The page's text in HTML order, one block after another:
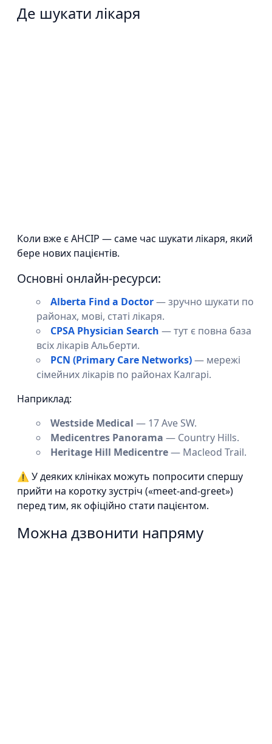
Де шукати лікаря
Коли вже є AHCIP — саме час шукати лікаря, який
бере нових пацієнтів.
Основні онлайн-ресурси:
Alberta Find a Doctor— зручно шукати по
районах, мові, статі лікаря.
CPSA Physician Search — тут є повна база
всіх лікарів Альберти.
PCN (Primary Care Networks)— мережі
сімейних лікарів по районах Калгарі.
Наприклад:
Westside Medical — 17 Ave SW.
Medicentres Panorama — Country Hills.
Heritage Hill Medicentre— Macleod Trail.
⚠ У деяких клініках можуть попросити спершу
прийти на коротку зустріч («meet-and-greet»)
перед тим, як офіційно стати пацієнтом.
Можна дзвонити напряму